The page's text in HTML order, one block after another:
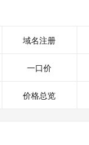
域名注册
一口价
价格总览